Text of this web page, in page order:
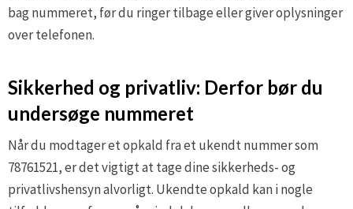
bag nummeret, før du ringer tilbage eller giver oplysninger
over telefonen.
Sikkerhed og privatliv: Derfor bør du
undersøge nummeret
Når du modtager et opkald fra et ukendt nummer som
78761521, er det vigtigt at tage dine sikkerheds- og
privatlivshensyn alvorligt. Ukendte opkald kan i nogle